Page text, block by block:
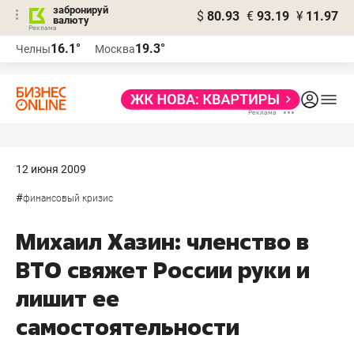
забронируй
валюту
$ 80.93 € 93.19 ¥ 11.97
Челны16.1° Москва19.3°
12 июня 2009
#финансовый кризис
Михаил Хазин: членство в
ВТО свяжет России руки и
лишит ее
самостоятельности